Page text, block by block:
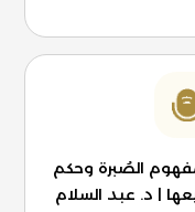
الصُبرة وحكم
| د. عبد السلام